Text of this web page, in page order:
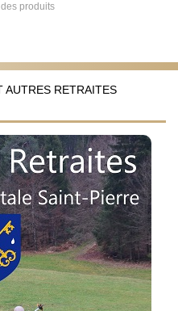
produits
AUTRES RETRAITES